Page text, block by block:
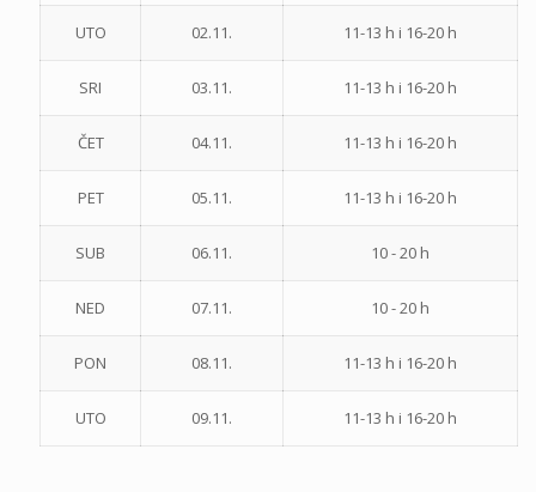
UTO 02.11. 11-13 h i 16-20 h
SRI 03.11. 11-13 h i 16-20 h
ČET 04.11. 11-13 h i 16-20 h
PET 05.11. 11-13 h i 16-20 h
SUB 06.11. 10 - 20 h
NED 07.11. 10 - 20 h
PON 08.11. 11-13 h i 16-20 h
UTO 09.11. 11-13 h i 16-20 h